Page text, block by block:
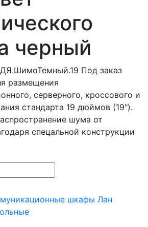
черный
Под заказ
размещения
серверного, кроссового и
стандарта 19 дюймов (19").
шума от
спецальной конструкции
шкафы Лан